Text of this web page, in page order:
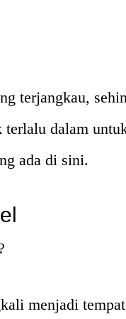
terjangkau,
dalam
ada di sini.
menjadi